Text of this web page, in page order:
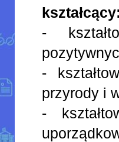
kształcący:
-
-
przyrody i
-